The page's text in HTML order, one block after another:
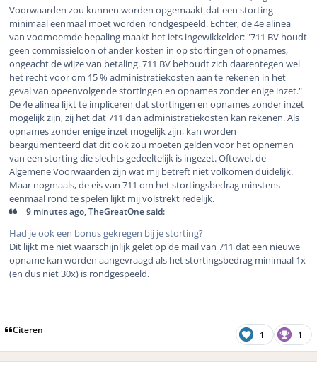
Voorwaarden zou kunnen worden opgemaakt dat een storting
minimaal eenmaal moet worden rondgespeeld. Echter, de 4e alinea
van voornoemde bepaling maakt het iets ingewikkelder: "711 BV houdt
geen commissieloon of ander kosten in op stortingen of opnames,
ongeacht de wijze van betaling. 711 BV behoudt zich daarentegen wel
het recht voor om 15 % administratiekosten aan te rekenen in het
geval van opeenvolgende stortingen en opnames zonder enige inzet."
De 4e alinea lijkt te impliceren dat stortingen en opnames zonder inzet
mogelijk zijn, zij het dat 711 dan administratiekosten kan rekenen. Als
opnames zonder enige inzet mogelijk zijn, kan worden
beargumenteerd dat dit ook zou moeten gelden voor het opnemen
van een storting die slechts gedeeltelijk is ingezet. Oftewel, de
Algemene Voorwaarden zijn wat mij betreft niet volkomen duidelijk.
Maar nogmaals, de eis van 711 om het stortingsbedrag minstens
eenmaal rond te spelen lijkt mij volstrekt redelijk.
9 minutes ago, TheGreatOne said:
Had je ook een bonus gekregen bij je storting?
Dit lijkt me niet waarschijnlijk gelet op de mail van 711 dat een nieuwe
opname kan worden aangevraagd als het stortingsbedrag minimaal 1x
(en dus niet 30x) is rondgespeeld.
Citeren 1 1